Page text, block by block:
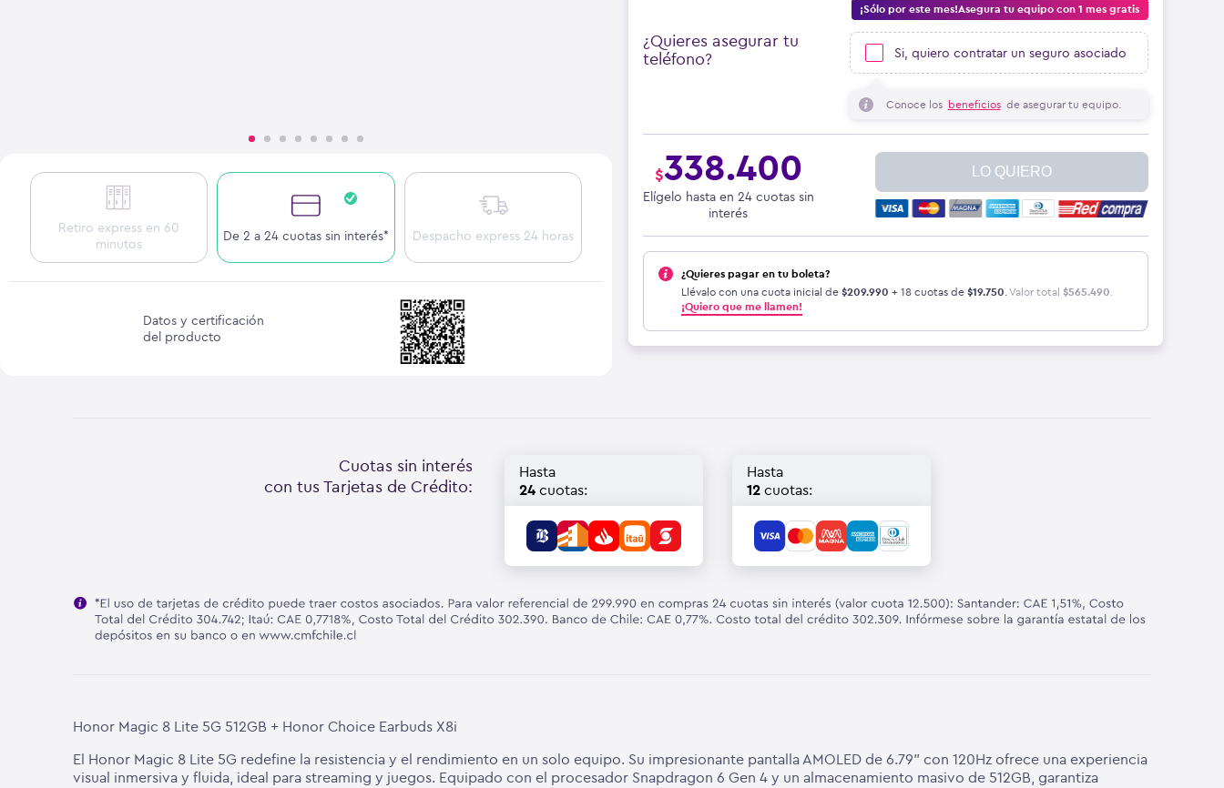
Retiro express en 60
minutos
De 2 a 24 cuotas sin interés* Despacho express 24 horas
Datos y certificación
del producto
¡Sólo por este mes!Asegura tu equipo con 1 mes gratis
¿Quieres asegurar tu
teléfono?
Si, quiero contratar un seguro asociado
Conoce los beneficios de asegurar tu equipo.
$338.400
Elígelo hasta en 24 cuotas sin
interés
LO QUIERO
¿Quieres pagar en tu boleta?
Llévalo con una cuota inicial de $209.990 + 18 cuotas de $19.750 Valor total $565.490
¡Quiero que me llamen!
Cuotas sin interés
con tus Tarjetas de Crédito:
Hasta
24 cuotas:
Hasta
12 cuotas:
Honor Magic 8 Lite 5G 512GB + Honor Choice Earbuds X8i
El Honor Magic 8 Lite 5G redefine la resistencia y el rendimiento en un solo equipo. Su impresionante pantalla AMOLED de 6.79" con 120Hz ofrece una experiencia
visual inmersiva y fluida, ideal para streaming y juegos. Equipado con el procesador Snapdragon 6 Gen 4 y un almacenamiento masivo de 512GB, garantiza